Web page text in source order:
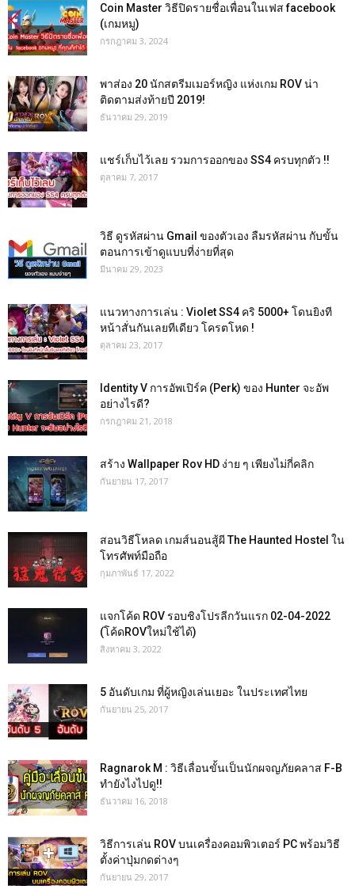
Coin Master วิธีปิดรายชื่อเพื่อนในเฟส facebook
(เกมหมู)
กรกฎาคม 3, 2024
พาส่อง 20 นักสตรีมเมอร์หญิง แห่งเกม ROV น่า
ติดตามส่งท้ายปี 2019!
ธันวาคม 29, 2019
แชร์เก็บไว้เลย รวมการออกของ SS4 ครบทุกตัว !!
ตุลาคม 7, 2017
วิธี ดูรหัสผ่าน Gmail ของตัวเอง ลืมรหัสผ่าน กับขั้น
ตอนการเข้าดูแบบที่ง่ายที่สุด
มีนาคม 29, 2023
แนวทางการเล่น : Violet SS4 คริ 5000+ โดนยิงที
หน้าสั่นกันเลยทีเดียว โครตโหด !
ตุลาคม 23, 2017
Identity V การอัพเปิร์ค (Perk) ของ Hunter จะอัพ
อย่างไรดี?
กรกฎาคม 21, 2018
สร้าง Wallpaper Rov HD ง่าย ๆ เพียงไม่กี่คลิก
กันยายน 17, 2017
สอนวิธีโหลด เกมส์นอนสู้ผี The Haunted Hostel ใน
โทรศัพท์มือถือ
กุมภาพันธ์ 17, 2022
แจกโค้ด ROV รอบชิงโปรลีกวันแรก 02-04-2022
(โค้ดROVใหม่ใช้ได้)
สิงหาคม 3, 2022
5 อันดับเกม ที่ผู้หญิงเล่นเยอะ ในประเทศไทย
กันยายน 25, 2017
Ragnarok M : วิธีเลื่อนขั้นเป็นนักผจญภัยคลาส F-B
ทำยังไงไปดู!!
ธันวาคม 16, 2018
วิธีการเล่น ROV บนเครื่องคอมพิวเตอร์ PC พร้อมวิธี
ตั้งค่าปุ่มกดต่างๆ
กันยายน 29, 2017